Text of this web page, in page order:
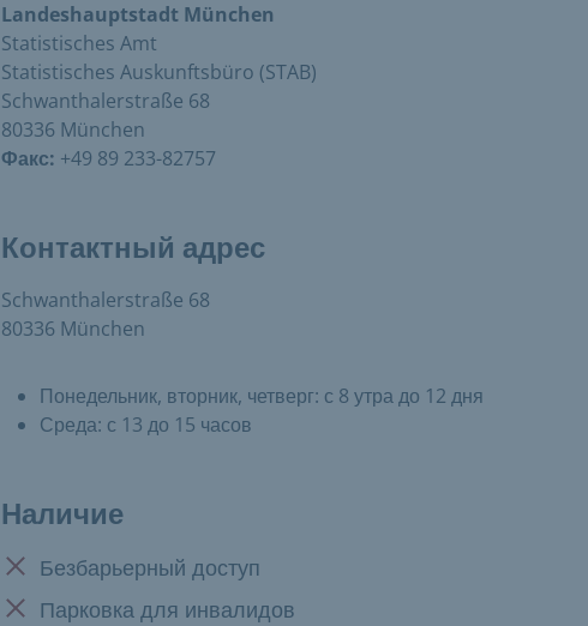
Landeshauptstadt München
Statistisches Amt
Statistisches Auskunftsbüro (STAB)
Schwanthalerstraße 68
80336 München
Факс: +49 89 233-82757
Контактный адрес
Schwanthalerstraße 68
80336 München
Понедельник, вторник, четверг: с 8 утра до 12 дня
Среда: с 13 до 15 часов
Наличие
Нет в наличии:
Безбарьерный доступ
Нет в наличии:
Парковка для инвалидов